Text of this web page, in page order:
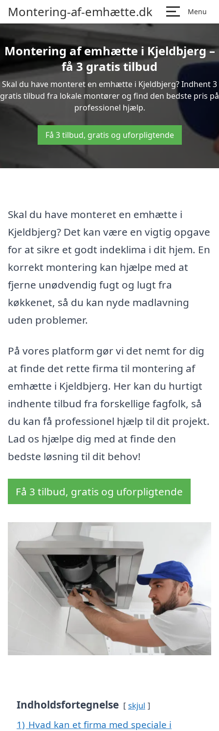
Montering-af-emhætte.dk Menu
Montering af emhætte i Kjeldbjerg –
få 3 gratis tilbud
Skal du have monteret en emhætte i Kjeldbjerg? Indhent 3
gratis tilbud fra lokale montører og find den bedste pris på
professionel hjælp.
Få 3 tilbud, gratis og uforpligtende
Skal du have monteret en emhætte i
Kjeldbjerg? Det kan være en vigtig opgave
for at sikre et godt indeklima i dit hjem. En
korrekt montering kan hjælpe med at
fjerne unødvendig fugt og lugt fra
køkkenet, så du kan nyde madlavning
uden problemer.
På vores platform gør vi det nemt for dig
at finde det rette firma til montering af
emhætte i Kjeldbjerg. Her kan du hurtigt
indhente tilbud fra forskellige fagfolk, så
du kan få professionel hjælp til dit projekt.
Lad os hjælpe dig med at finde den
bedste løsning til dit behov!
Få 3 tilbud, gratis og uforpligtende
Indholdsfortegnelse skjul
1) Hvad kan et firma med speciale i